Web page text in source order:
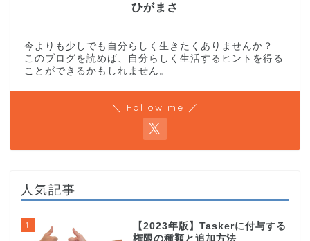
ひがまさ
今よりも少しでも自分らしく生きたくありませんか？
このブログを読めば、自分らしく生活するヒントを得る
ことができるかもしれません。
＼ Follow me ／
人気記事
1
【2023年版】Taskerに付与する
権限の種類と追加方法